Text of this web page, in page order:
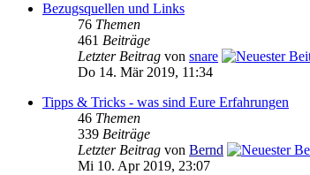
Bezugsquellen und Links
76 Themen
461 Beiträge
Letzter Beitrag von snare
Do 14. Mär 2019, 11:34
Tipps & Tricks - was sind Eure Erfahrungen
46 Themen
339 Beiträge
Letzter Beitrag von Bernd
Mi 10. Apr 2019, 23:07